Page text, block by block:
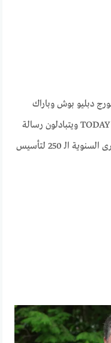
دبليو بوش وباراك
أوباما وجو بايدن مع جينا بوش هاجر من TODAY ويتبادلون رسالة
أمل وتفاؤل بينما يحتفل الأمريكيون بالذكرى السنوية الـ 250 لتأسيس